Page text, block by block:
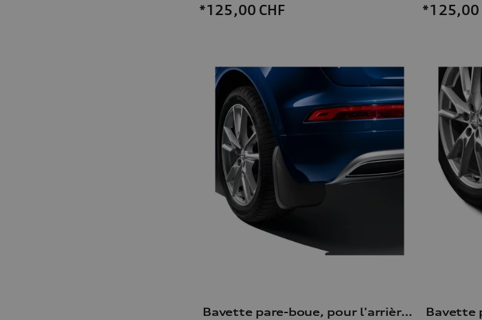
*125,00 CHF *125,00
Bavette pare-boue, pour l'arrière, pour les véhicules avec le pack extérieur S line